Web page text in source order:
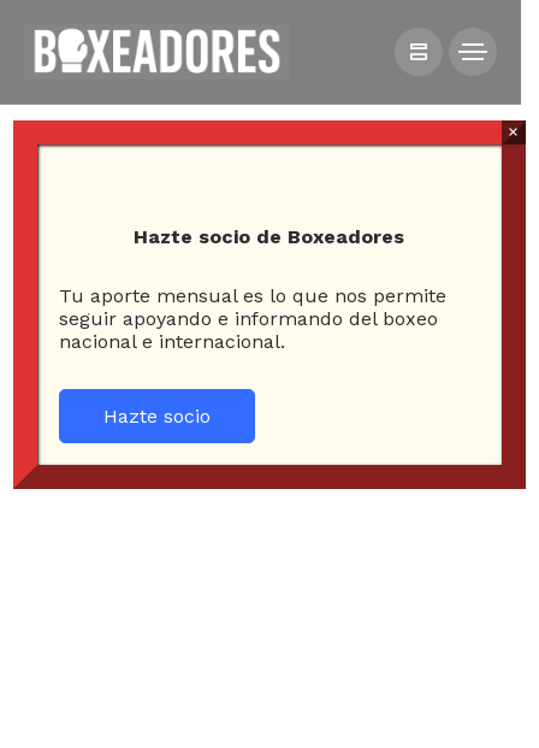
HOME
NOTICIAS
TONY BELLEW RETIENE CINTURÓN CRUCERO DEL CMB
Hazte socio de Boxeadores
Tu aporte mensual es lo que nos permite
seguir apoyando e informando del boxeo
nacional e internacional.
Hazte socio
×